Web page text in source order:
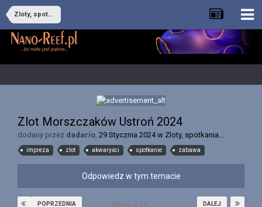
Zloty, spotkania...
Zlot Morszczaków Ustroń 2024
dodany przez dadario 29 Stycznia 2024w Zloty, spotkania...
impreza zlot akwaryści spotkanie zabawa
Odpowiedz w tym temacie
POPRZEDNIA DALEJ
Strona 3 z 8